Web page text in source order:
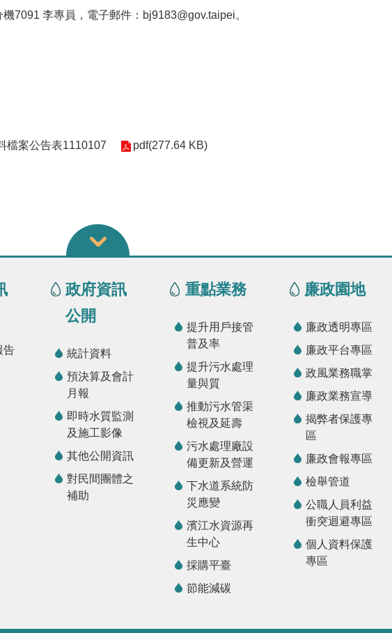
7091 李專員，電子郵件：bj9183@gov.taipei。
檔案公告表1110107 pdf(277.64 KB)
告
政府資訊
公開
統計資料
預決算及會計
月報
即時水質監測
及施工影像
其他公開資訊
對民間團體之
補助
重點業務
提升用戶接管
普及率
提升污水處理
量與質
推動污水管渠
檢視及延壽
污水處理廠設
備更新及營運
下水道系統防
災應變
濱江水資源再
生中心
採購平臺
節能減碳
廉政園地
廉政透明專區
廉政平台專區
政風業務職掌
廉政業務宣導
揭弊者保護專
區
廉政會報專區
檢舉管道
公職人員利益
衝突迴避專區
個人資料保護
專區